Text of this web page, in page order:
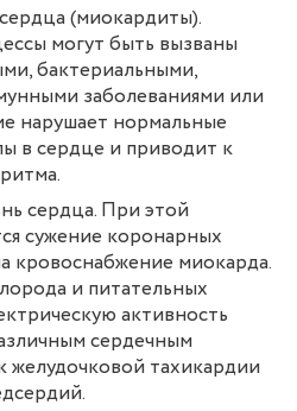
(миокардиты).
могут быть вызваны
бактериальными,
заболеваниями или
нарушает нормальные
в сердце и приводит к
сердца. При этой
сужение коронарных
кровоснабжение миокарда.
и питательных
активность
сердечным
желудочковой тахикардии